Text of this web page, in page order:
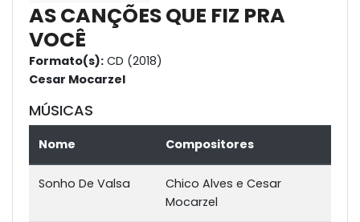
AS CANÇÕES QUE FIZ PRA
VOCÊ
Formato(s): CD (2018)
Cesar Mocarzel
MÚSICAS
Nome Compositores
Sonho De Valsa
Chico Alves e Cesar
Mocarzel